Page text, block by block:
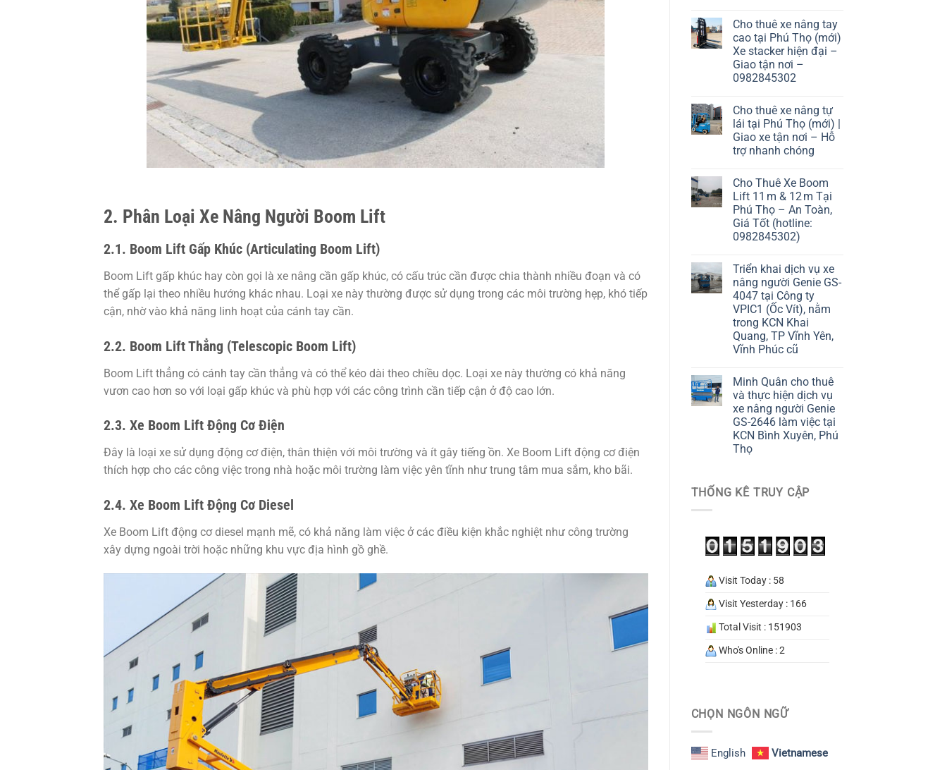
2. Phân Loại Xe Nâng Người Boom Lift
2.1. Boom Lift Gấp Khúc (Articulating Boom Lift)
Boom Lift gấp khúc hay còn gọi là xe nâng cần gấp khúc, có cấu trúc cần được chia thành nhiều đoạn và có
thể gấp lại theo nhiều hướng khác nhau. Loại xe này thường được sử dụng trong các môi trường hẹp, khó tiếp
cận, nhờ vào khả năng linh hoạt của cánh tay cần.
2.2. Boom Lift Thẳng (Telescopic Boom Lift)
Boom Lift thẳng có cánh tay cần thẳng và có thể kéo dài theo chiều dọc. Loại xe này thường có khả năng
vươn cao hơn so với loại gấp khúc và phù hợp với các công trình cần tiếp cận ở độ cao lớn.
2.3. Xe Boom Lift Động Cơ Điện
Đây là loại xe sử dụng động cơ điện, thân thiện với môi trường và ít gây tiếng ồn. Xe Boom Lift động cơ điện
thích hợp cho các công việc trong nhà hoặc môi trường làm việc yên tĩnh như trung tâm mua sắm, kho bãi.
2.4. Xe Boom Lift Động Cơ Diesel
Xe Boom Lift động cơ diesel mạnh mẽ, có khả năng làm việc ở các điều kiện khắc nghiệt như công trường
xây dựng ngoài trời hoặc những khu vực địa hình gồ ghề.
Cho thuê xe nâng tay
cao tại Phú Thọ (mới)
Xe stacker hiện đại –
Giao tận nơi –
0982845302
Cho thuê xe nâng tự
lái tại Phú Thọ (mới) |
Giao xe tận nơi – Hỗ
trợ nhanh chóng
Cho Thuê Xe Boom
Lift 11 m & 12 m Tại
Phú Thọ – An Toàn,
Giá Tốt (hotline:
0982845302)
Triển khai dịch vụ xe
nâng người Genie GS-
4047 tại Công ty
VPIC1 (Ốc Vít), nằm
trong KCN Khai
Quang, TP Vĩnh Yên,
Vĩnh Phúc cũ
Minh Quân cho thuê
và thực hiện dịch vụ
xe nâng người Genie
GS-2646 làm việc tại
KCN Bình Xuyên, Phú
Thọ
THỐNG KÊ TRUY CẬP
Visit Today : 58
Visit Yesterday : 166
Total Visit : 151903
Who's Online : 2
CHỌN NGÔN NGỮ
English Vietnamese